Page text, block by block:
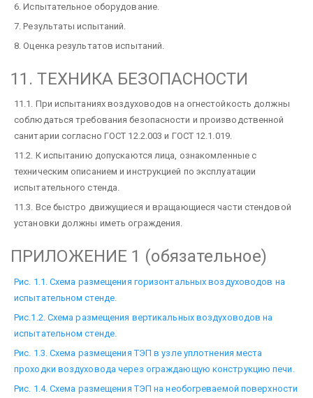
6. Испытательное оборудование.
7. Результаты испытаний.
8. Оценка результатов испытаний.
11. ТЕХНИКА БЕЗОПАСНОСТИ
11.1. При испытаниях воздуховодов на огнестойкость должны
соблюдаться требования безопасности и производственной
санитарии согласно ГОСТ 12.2.003 и ГОСТ 12.1.019.
11.2. К испытанию допускаются лица, ознакомленные с
техническим описанием и инструкцией по эксплуатации
испытательного стенда.
11.3. Все быстро движущиеся и вращающиеся части стендовой
установки должны иметь ограждения.
ПРИЛОЖЕНИЕ 1 (обязательное)
Рис. 1.1. Схема размещения горизонтальных воздуховодов на
испытательном стенде.
Рис.1.2. Схема размещения вертикальных воздуховодов на
испытательном стенде.
Рис. 1.3. Схема размещения ТЭП в узле уплотнения места
проходки воздуховода через ограждающую конструкцию печи.
Рис. 1.4. Схема размещения ТЭП на необогреваемой поверхности